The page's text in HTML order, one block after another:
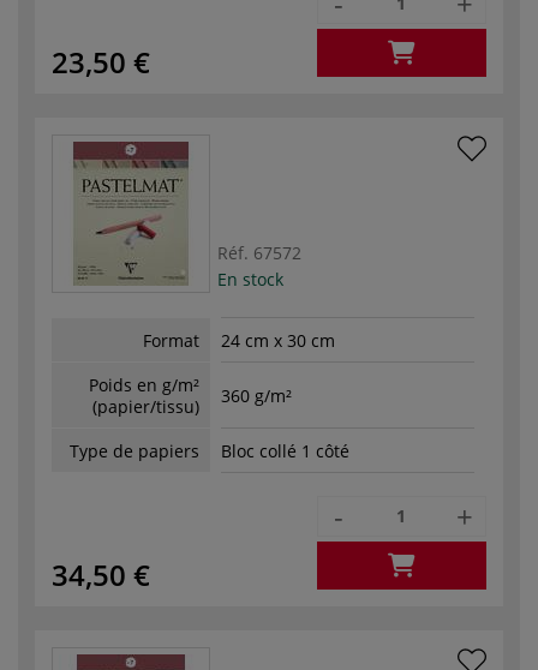
23,50 €
Réf. 67572
En stock
Format
24 cm x 30 cm
Poids en g/m²
(papier/tissu)
360 g/m²
Type de papiers Bloc collé 1 côté
34,50 €
- +